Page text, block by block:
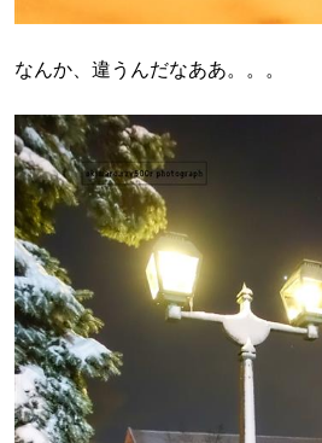
なんか、違うんだなああ。。。